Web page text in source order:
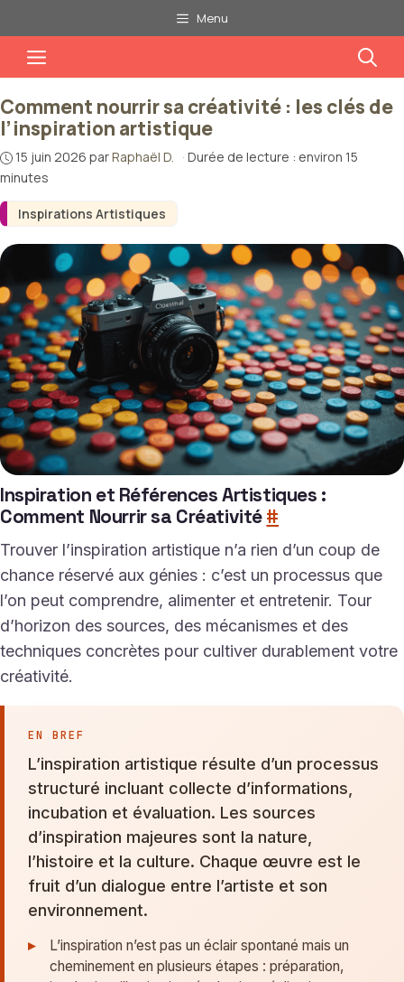
au
contenu
Menu
Menu
Inspirations Artistiques
Comment nourrir sa créativité : les clés de
l’inspiration artistique
15 juin 2026 parRaphaël D. · Durée de lecture : environ 15
minutes
Inspiration et Références Artistiques :
Comment Nourrir sa Créativité#
Trouver l’inspiration artistique n’a rien d’un coup de
chance réservé aux génies : c’est un processus que
l’on peut comprendre, alimenter et entretenir. Tour
d’horizon des sources, des mécanismes et des
techniques concrètes pour cultiver durablement votre
créativité.
EN BREF
L’inspiration artistique résulte d’un processus
structuré incluant collecte d’informations,
incubation et évaluation. Les sources
d’inspiration majeures sont la nature,
l’histoire et la culture. Chaque œuvre est le
fruit d’un dialogue entre l’artiste et son
environnement.
L’inspiration n’est pas un éclair spontané mais un
cheminement en plusieurs étapes : préparation,